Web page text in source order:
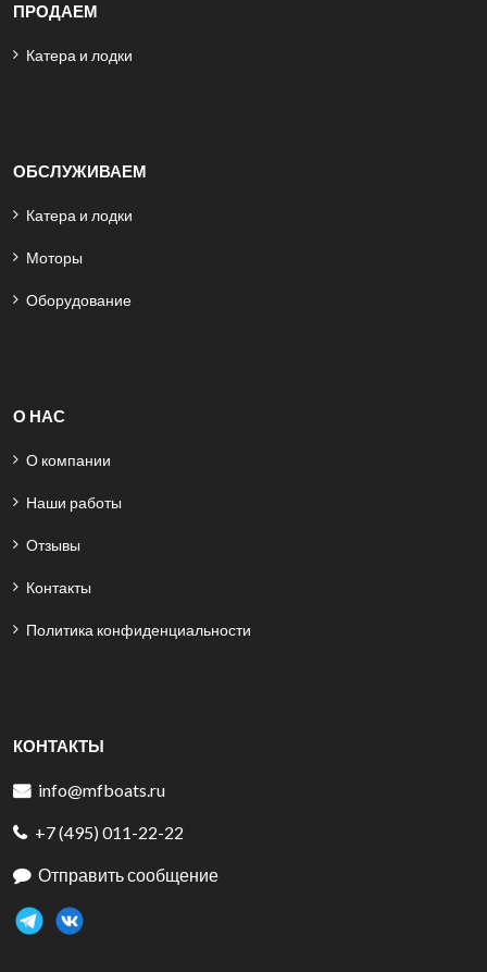
ПРОДАЕМ
Катера и лодки
ОБСЛУЖИВАЕМ
Катера и лодки
Моторы
Оборудование
О НАС
О компании
Наши работы
Отзывы
Контакты
Политика конфиденциальности
КОНТАКТЫ
info@mfboats.ru
+7 (495) 011-22-22
Отправить сообщение